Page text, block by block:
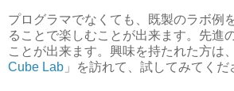
プログラマでなくても、既製のラボ例
ることで楽しむことが出来ます。先進
ことが出来ます。興味を持たれた方は
Cube Lab 」を訪れて、試してみてくだ